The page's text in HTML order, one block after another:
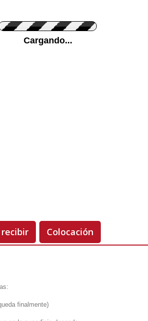
Cargando...
recibir Colocación
finalmente)